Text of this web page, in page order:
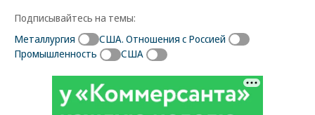
Подписывайтесь на темы:
Металлургия
США. Отношения с Россией
Промышленность
США